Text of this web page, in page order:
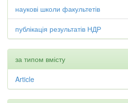
наукові школи факультетів
публікація результатів НДР
за типом вмісту
Article